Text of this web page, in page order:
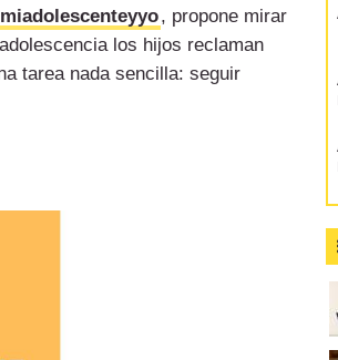
, propone mirar
los hijos reclaman
tarea nada sencilla: seguir